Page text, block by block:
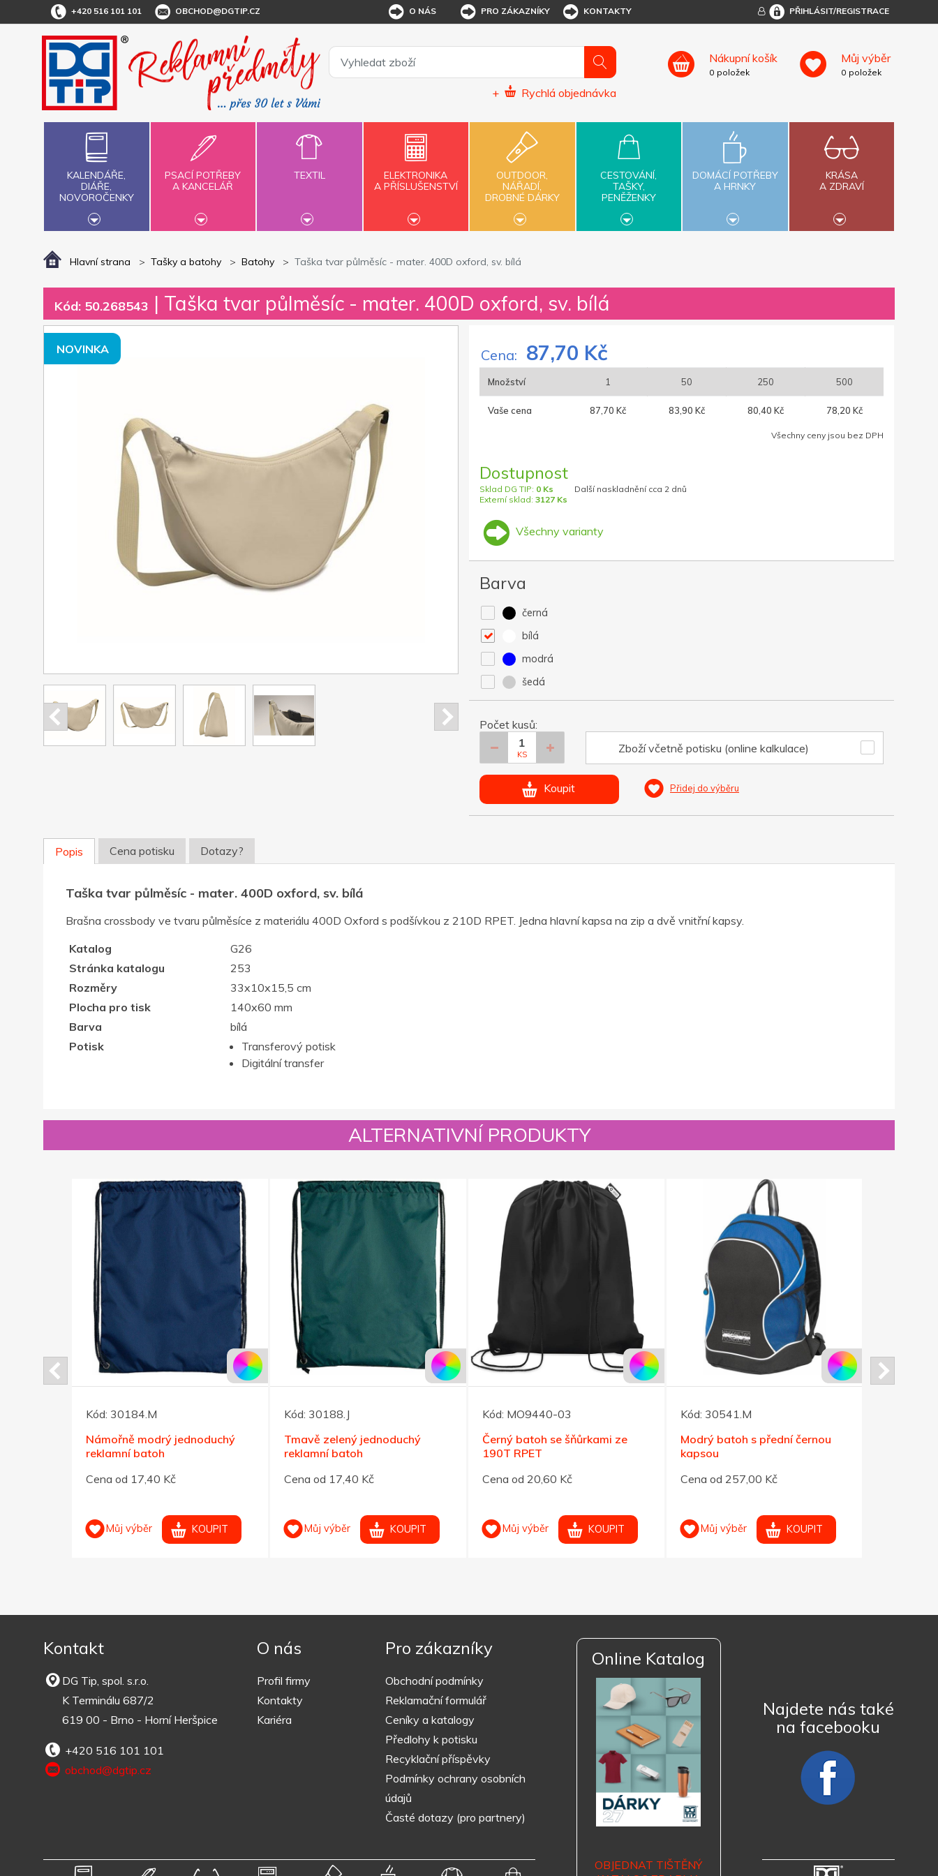
+420 516 101 101 OBCHOD@DGTIP.CZ O NÁS PRO ZÁKAZNÍKY KONTAKTY PŘIHLÁSIT/REGISTRACE
+ Rychlá objednávka
Nákupní košík
0 položek
Můj výběr
0 položek
KALENDÁŘE,
DIÁŘE,
NOVOROČENKY
PSACÍ POTŘEBY
A KANCELÁŘ
TEXTIL
ELEKTRONIKA
A PŘÍSLUŠENSTVÍ
OUTDOOR,
NÁŘADÍ,
DROBNÉ DÁRKY
CESTOVÁNÍ,
TAŠKY,
PENĚŽENKY
DOMÁCÍ POTŘEBY
A HRNKY
KRÁSA
A ZDRAVÍ
Hlavní strana Tašky a batohy Batohy Taška tvar půlměsíc - mater. 400D oxford, sv. bílá
Kód: 50.268543 | Taška tvar půlměsíc - mater. 400D oxford, sv. bílá
NOVINKA Cena: 87,70 Kč
Množství 1 50 250 500
Vaše cena 87,70 Kč 83,90 Kč 80,40 Kč 78,20 Kč
Všechny ceny jsou bez DPH
Dostupnost
Sklad DG TIP: 0 Ks
Externí sklad: 3127 Ks
Další naskladnění cca 2 dnů
Všechny varianty
Barva
černá
bílá
modrá
šedá
Počet kusů:
KS Zboží včetně potisku (online kalkulace)
Koupit Přidej do výběru
Popis Cena potisku Dotazy?
Taška tvar půlměsíc - mater. 400D oxford, sv. bílá
Brašna crossbody ve tvaru půlměsíce z materiálu 400D Oxford s podšívkou z 210D RPET. Jedna hlavní kapsa na zip a dvě vnitřní kapsy.
Katalog
G26
Stránka katalogu
253
Rozměry
33x10x15,5 cm
Plocha pro tisk
140x60 mm
Barva
bílá
Potisk
Transferový potisk
Digitální transfer
ALTERNATIVNÍ PRODUKTY
Kód: 30184.M
Námořně modrý jednoduchý
reklamní batoh
Cena od 17,40 Kč
Můj výběr KOUPIT
Kód: 30188.J
Tmavě zelený jednoduchý
reklamní batoh
Cena od 17,40 Kč
Můj výběr KOUPIT
Kód: MO9440-03
Černý batoh se šňůrkami ze
190T RPET
Cena od 20,60 Kč
Můj výběr KOUPIT
Kód: 30541.M
Modrý batoh s přední černou
kapsou
Cena od 257,00 Kč
Můj výběr KOUPIT
Kontakt
DG Tip, spol. s.r.o.
K Terminálu 687/2
619 00 - Brno - Horní Heršpice
+420 516 101 101
obchod@dgtip.cz
O nás
Profil firmy
Kontakty
Kariéra
Pro zákazníky
Obchodní podmínky
Reklamační formulář
Ceníky a katalogy
Předlohy k potisku
Recyklační příspěvky
Podmínky ochrany osobních
údajů
Časté dotazy (pro partnery)
Online Katalog
OBJEDNAT TIŠTĚNÝ
Najdete nás také
na facebooku